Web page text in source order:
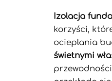
Izolacja
korzyści,
ocieplania
świetnymi